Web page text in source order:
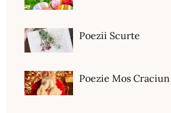
Poezii Scurte
Poezie Mos Craciun